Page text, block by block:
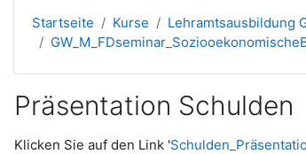
Startseite Kurse Lehramtsausbildung
Präsentation Schulden
Abschlussbedingungen
Klicken Sie auf den Link '